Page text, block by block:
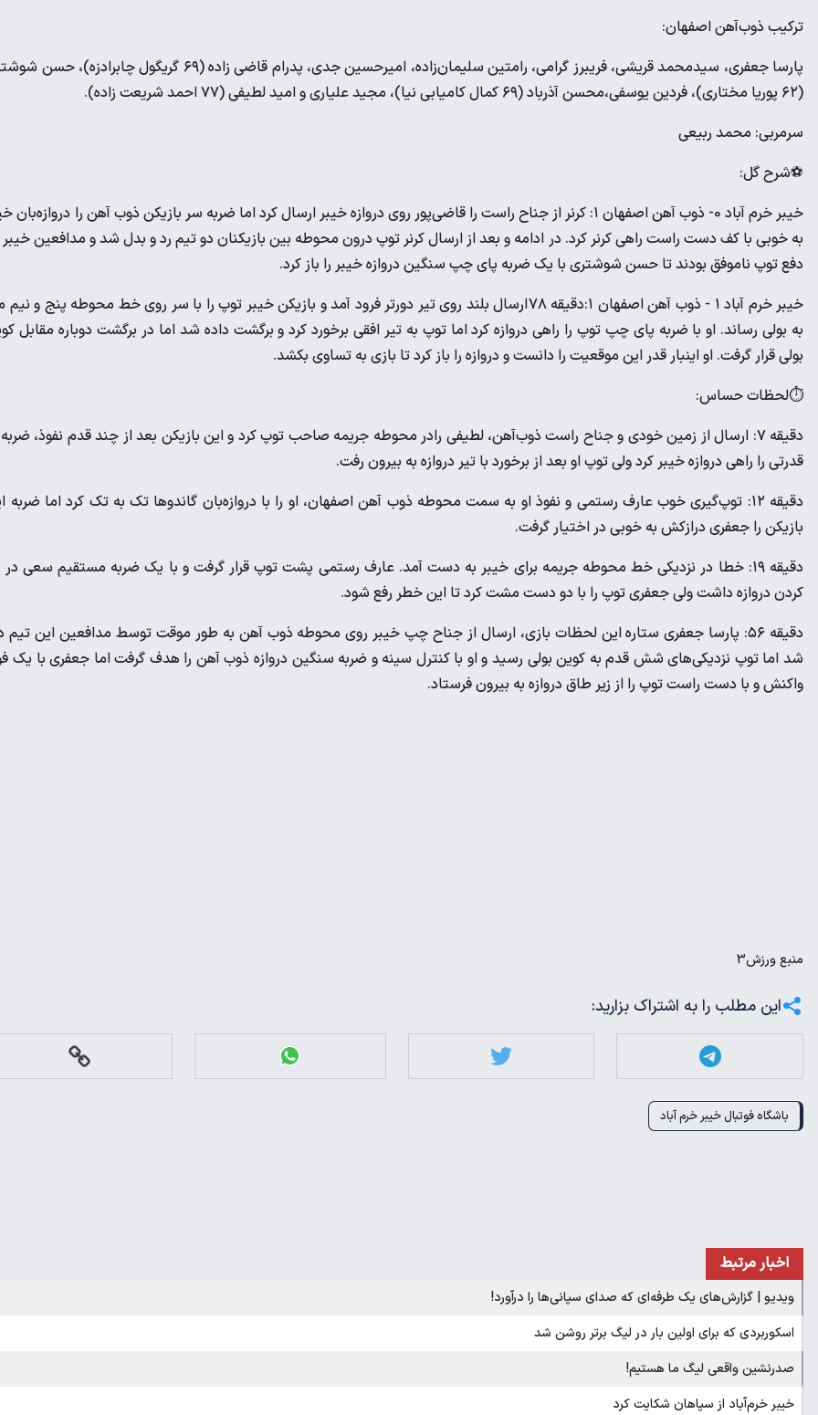
ترکیب ذوب‌آهن اصفهان:
پارسا جعفری، سیدمحمد قریشی، فریبرز گرامی، رامتین سلیمان‌زاده، امیرحسین جدی، پدرام قاضی زاده (۶۹ گریگول
(۶۲ پوریا مختاری)، فردین یوسفی،محسن آذرباد (۶۹ کمال کامیابی نیا)، مجید علیاری و امید لطیفی (۷۷ احمد شریعت زاده).
سرمربی: محمد ربیعی
⚽️شرح گل:
خیبر خرم آباد 0- ذوب آهن اصفهان ۱: کرنر از جناح راست را قاضی‌پور روی دروازه خیبر ارسال کرد اما ضربه سر بازیکن ذوب آهن را دروازه‌بان
به خوبی با کف دست راست راهی کرنر کرد. در ادامه و بعد از ارسال کرنر توپ درون محوطه بین بازیکنان دو تیم رد و بدل شد و مدافعین
دفع توپ ناموفق بودند تا حسن شوشتری با یک ضربه پای چپ سنگین دروازه خیبر را باز کرد.
خیبر خرم آباد ۱ - ذوب آهن اصفهان ۱:دقیقه ۷۸ارسال بلند روی تیر دورتر فرود آمد و بازیکن خیبر توپ را با سر روی خط محوطه پنج و
به بولی رساند. او با ضربه پای چپ توپ را راهی دروازه کرد اما توپ به تیر افقی برخورد کرد و برگشت داده شد اما در برگشت دوباره مقابل
بولی قرار گرفت. او اینبار قدر این موقعیت را دانست و دروازه را باز کرد تا بازی به تساوی بکشد.
⏱لحظات حساس:
دقیقه ۷: ارسال از زمین خودی و جناح راست ذوب‌آهن، لطیفی رادر محوطه جریمه صاحب توپ کرد و این بازیکن بعد از چند قدم نفوذ،
قدرتی را راهی دروازه خیبر کرد ولی توپ او بعد از برخورد با تیر دروازه به بیرون رفت.
دقیقه ۱۲: توپ‌گیری خوب عارف رستمی و نفوذ او به سمت محوطه ذوب آهن اصفهان، او را با دروازه‌بان گاندوها تک به تک کرد اما ضربه
بازیکن را جعفری درازکش به خوبی در اختیار گرفت.
دقیقه ۱۹: خطا در نزدیکی خط محوطه جریمه برای خیبر به دست آمد. عارف رستمی پشت توپ قرار گرفت و با یک ضربه مستقیم سعی در
کردن دروازه داشت ولی جعفری توپ را با دو دست مشت کرد تا این خطر رفع شود.
دقیقه ۵۶: پارسا جعفری ستاره این لحظات بازی، ارسال از جناح چپ خیبر روی محوطه ذوب آهن به طور موقت توسط مدافعین این تیم
شد اما توپ نزدیکی‌های شش قدم به کوین بولی رسید و او با کنترل سینه و ضربه سنگین دروازه ذوب آهن را هدف گرفت اما جعفری با یک
واکنش و با دست راست توپ را از زیر طاق دروازه به بیرون فرستاد.
منبعورزش3
این مطلب را به اشتراک بزارید:
باشگاه فوتبال خیبر خرم آباد
اخبار مرتبط
ویدیو | گزارش‌های یک طرفه‌ای که صدای سپانی‌ها را درآورد!
اسکوربردی که برای اولین بار در لیگ برتر روشن شد
صدرنشین واقعی لیگ ما هستیم!
خیبر خرم‌آباد از سپاهان شکایت کرد